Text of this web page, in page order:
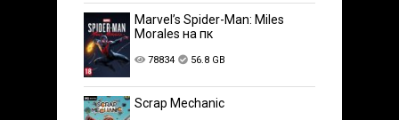
Marvel’s Spider-Man: Miles
Morales на пк
78834 56.8 GB
Scrap Mechanic